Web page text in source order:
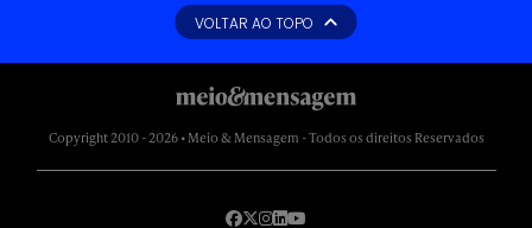
VOLTAR AO TOPO
Copyright 2010 - 2026 • Meio & Mensagem - Todos os direitos Reservados